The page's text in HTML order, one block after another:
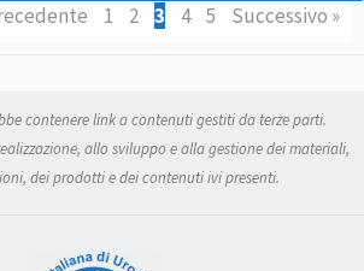
1 2 3 4 5 Successivo »
contenere link a contenuti gestiti da terze parti.
allo sviluppo e alla gestione dei materiali,
dei prodotti e dei contenuti ivi presenti.